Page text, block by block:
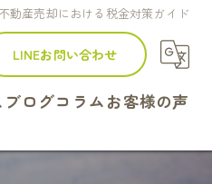
動産売却における税金対策ガイド
LINEお問い合わせ
ブログコラム お客様の声